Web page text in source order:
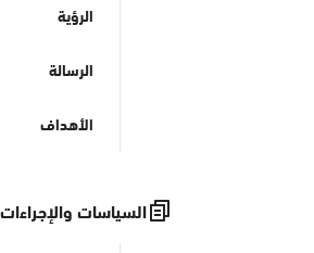
الرؤية
الرسالة
الأهداف
السياسات والإجراءات